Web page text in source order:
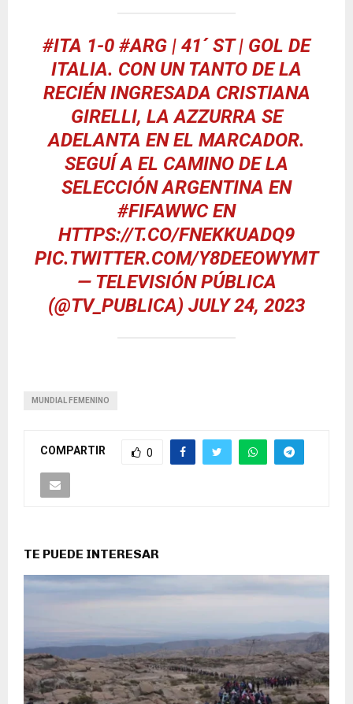
#ITA 1-0 #ARG | 41´ ST | GOL DE
ITALIA. CON UN TANTO DE LA
RECIÉN INGRESADA CRISTIANA
GIRELLI, LA AZZURRA SE
ADELANTA EN EL MARCADOR.
SEGUÍ A EL CAMINO DE LA
SELECCIÓN ARGENTINA EN
#FIFAWWCEN
HTTPS://T.CO/FNEKKUADQ9
PIC.TWITTER.COM/Y8DEEOWYMT
— TELEVISIÓN PÚBLICA
(@TV_PUBLICA) JULY 24, 2023
MUNDIAL FEMENINO
COMPARTIR 0
TE PUEDE INTERESAR